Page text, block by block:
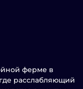
ферме в
расслабляющий